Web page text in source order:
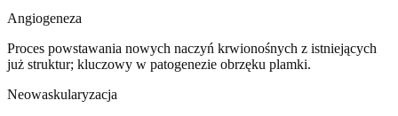
Angiogeneza
Proces powstawania nowych naczyń krwionośnych z istniejących
już struktur; kluczowy w patogenezie obrzęku plamki.
Neowaskularyzacja